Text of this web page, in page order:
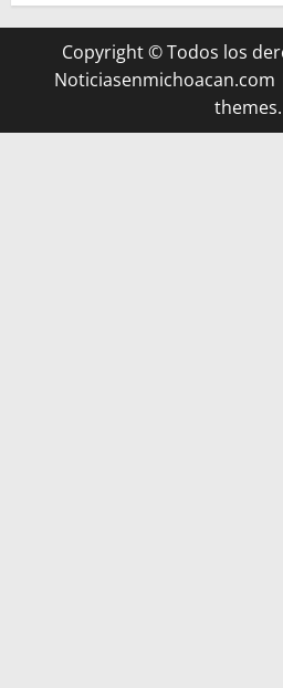
Copyright © Todos los
Noticiasenmichoacan.com
themes.